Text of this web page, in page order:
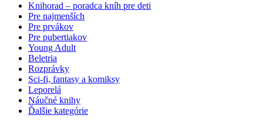
Knihorad – poradca kníh pre deti
Pre najmenších
Pre prvákov
Pre pubertiakov
Young Adult
Beletria
Rozprávky
Sci-fi, fantasy a komiksy
Leporelá
Náučné knihy
Ďalšie kategórie